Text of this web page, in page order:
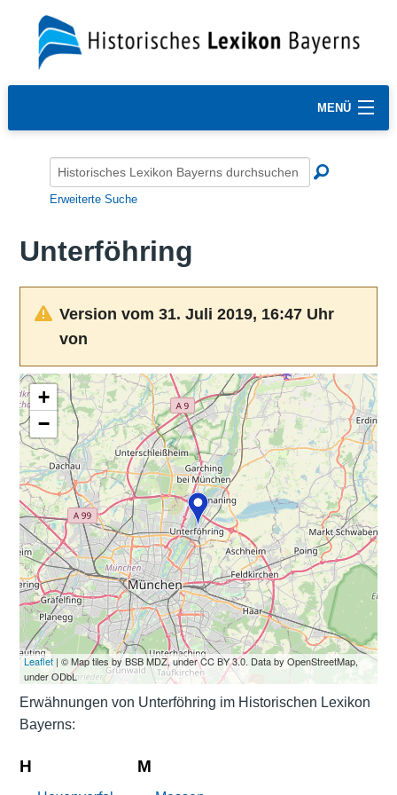
MENÜ
Erweiterte Suche
Unterföhring
Version vom 31. Juli 2019, 16:47 Uhr
von
+
−
Leaflet| © Map tiles by BSB MDZ, under CC BY 3.0. Data by OpenStreetMap,
under ODbL
Erwähnungen von Unterföhring im Historischen Lexikon
Bayerns:
H M